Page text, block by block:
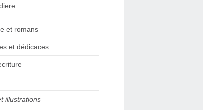
et romans
et dédicaces
illustrations